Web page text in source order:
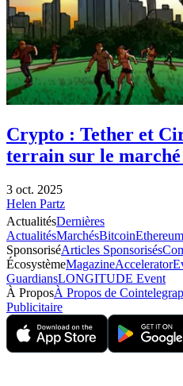
Crypto : Tether et
terrain sur le marché
3 oct. 2025
Helen Partz
ActualitésDernières
ActualitésMarchésBitcoinEthereum
SponsoriséArticles Sponsorisés
ÉcosystèmeMagazineAccelerator
GuardiansLONGITUDE Event
À ProposÀ Propos de
Publicitaire